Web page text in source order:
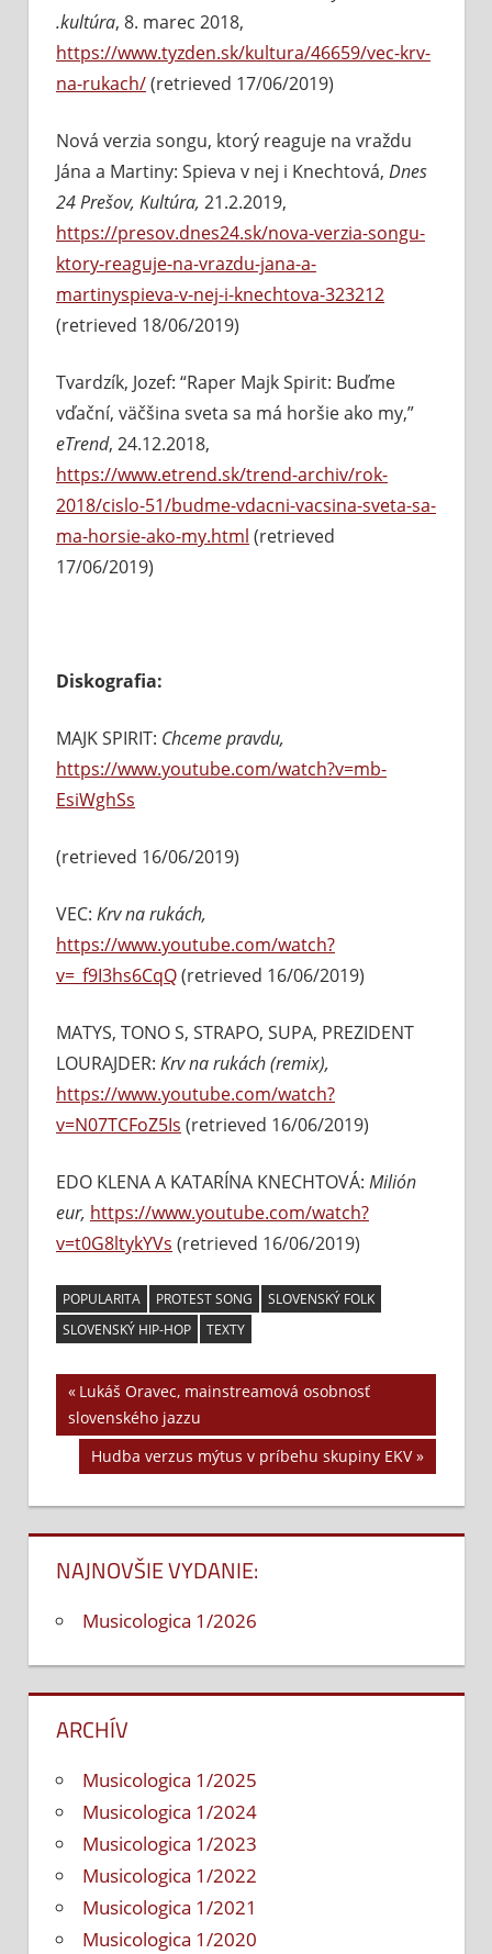
.kultúra, 8. marec 2018,
https://www.tyzden.sk/kultura/46659/vec-krv-
na-rukach/(retrieved 17/06/2019)
Nová verzia songu, ktorý reaguje na vraždu
Jána a Martiny: Spieva v nej i Knechtová, Dnes
24 Prešov, Kultúra, 21.2.2019,
https://presov.dnes24.sk/nova-verzia-songu-
ktory-reaguje-na-vrazdu-jana-a-
martinyspieva-v-nej-i-knechtova-323212
(retrieved 18/06/2019)
Tvardzík, Jozef: “Raper Majk Spirit: Buďme
vďační, väčšina sveta sa má horšie ako my,”
eTrend, 24.12.2018,
https://www.etrend.sk/trend-archiv/rok-
2018/cislo-51/budme-vdacni-vacsina-sveta-sa-
ma-horsie-ako-my.html (retrieved
17/06/2019)
Diskografia:
MAJK SPIRIT: Chceme pravdu,
https://www.youtube.com/watch?v=mb-
EsiWghSs
(retrieved 16/06/2019)
VEC: Krv na rukách,
https://www.youtube.com/watch?
v=_f9I3hs6CqQ(retrieved 16/06/2019)
MATYS, TONO S, STRAPO, SUPA, PREZIDENT
LOURAJDER: Krv na rukách (remix),
https://www.youtube.com/watch?
v=N07TCFoZ5Is (retrieved 16/06/2019)
EDO KLENA A KATARÍNA KNECHTOVÁ: Milión
eur, https://www.youtube.com/watch?
v=t0G8ltykYVs (retrieved 16/06/2019)
POPULARITA PROTEST SONG
SLOVENSKÝ FOLK
SLOVENSKÝ HIP-HOP
TEXTY
Navigácia
článku
Previous
Post:
Lukáš Oravec, mainstreamová osobnosť
slovenského jazzu
Next
Hudba verzus mýtus v príbehu skupiny EKV
NAJNOVŠIE VYDANIE:
Musicologica 1/2026
ARCHÍV
Musicologica 1/2025
Musicologica 1/2024
Musicologica 1/2023
Musicologica 1/2022
Musicologica 1/2021
Musicologica 1/2020